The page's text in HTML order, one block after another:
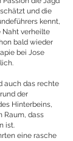
und die
kennt,
Naht verheilte
bald wieder
bei Jose
auch das rechte
der
Hinterbeins,
Raum, dass
ist.
eine rasche